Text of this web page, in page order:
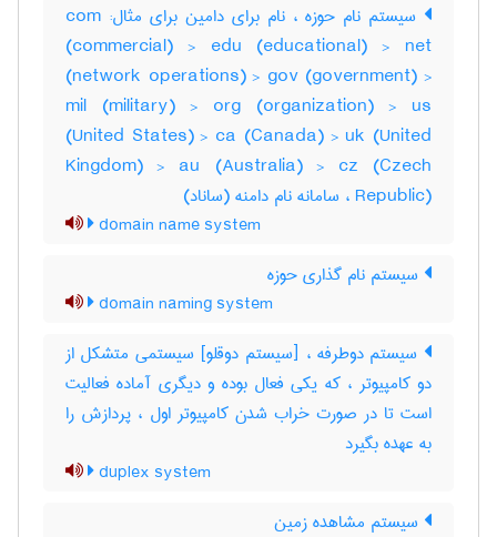
سیستم نام حوزه ، نام برای دامین برای مثال: com
(commercial) > edu (educational) > net
(network operations) > gov (government) >
mil (military) > org (organization) > us
(United States) > ca (Canada) > uk (United
Kingdom) > au (Australia) > cz (Czech
Republic) ، سامانه نام دامنه (ساناد)
domain name system
سیستم نام گذاری حوزه
domain naming system
سیستم دوطرفه ، [سیستم دوقلو] سیستمی متشکل از
دو کامپیوتر ، که یکی فعال بوده و دیگری آماده فعالیت
است تا در صورت خراب شدن کامپیوتر اول ، پردازش را
به عهده بگیرد
duplex system
سیستم مشاهده زمین